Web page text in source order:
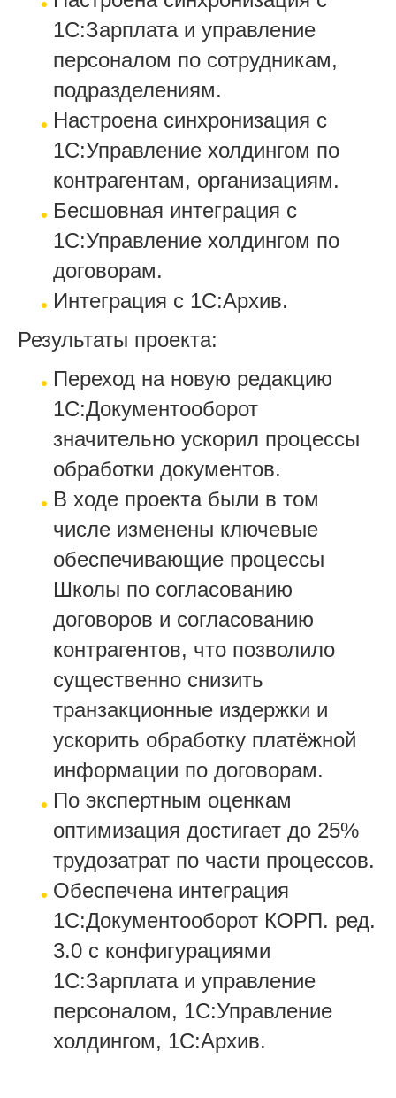
1С:Зарплата и управление
персоналом по сотрудникам,
подразделениям.
Настроена синхронизация с
1С:Управление холдингом по
контрагентам, организациям.
Бесшовная интеграция с
1С:Управление холдингом по
договорам.
Интеграция с 1С:Архив.
Результаты проекта:
Переход на новую редакцию
1С:Документооборот
значительно ускорил процессы
обработки документов.
В ходе проекта были в том
числе изменены ключевые
обеспечивающие процессы
Школы по согласованию
договоров и согласованию
контрагентов, что позволило
существенно снизить
транзакционные издержки и
ускорить обработку платёжной
информации по договорам.
По экспертным оценкам
оптимизация достигает до 25%
трудозатрат по части процессов.
Обеспечена интеграция
1С:Документооборот КОРП. ред.
3.0 с конфигурациями
1С:Зарплата и управление
персоналом, 1С:Управление
холдингом, 1С:Архив.